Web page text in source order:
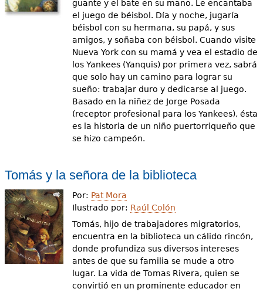
guante y el bate en su mano. Le encantaba
el juego de béisbol. Día y noche, jugaría
béisbol con su hermana, su papá, y sus
amigos, y soñaba con béisbol. Cuando visite
Nueva York con su mamá y vea el estadio de
los Yankees (Yanquis) por primera vez, sabrá
que solo hay un camino para lograr su
sueño: trabajar duro y dedicarse al juego.
Basado en la niñez de Jorge Posada
(receptor profesional para los Yankees), ésta
es la historia de un niño puertorriqueño que
se hizo campeón.
Tomás y la señora de la biblioteca
Por: Pat Mora
Ilustrado por: Raúl Colón
Tomás, hijo de trabajadores migratorios,
encuentra en la biblioteca un cálido rincón,
donde profundiza sus diversos intereses
antes de que su familia se mude a otro
lugar. La vida de Tomas Rivera, quien se
convirtió en un prominente educador en